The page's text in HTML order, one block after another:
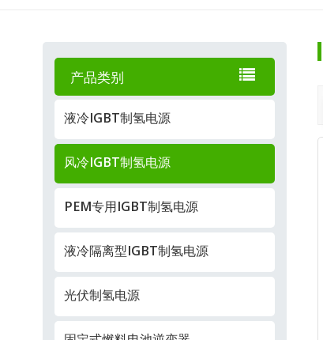
产品类别
液冷IGBT制氢电源
风冷IGBT制氢电源
PEM专用IGBT制氢电源
液冷隔离型IGBT制氢电源
光伏制氢电源